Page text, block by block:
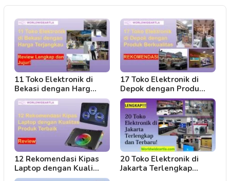
11 Toko Elektronik di
Bekasi dengan Harg…
17 Toko Elektronik di
Depok dengan Produ…
12 Rekomendasi Kipas
Laptop dengan Kuali…
20 Toko Elektronik di
Jakarta Terlengkap…